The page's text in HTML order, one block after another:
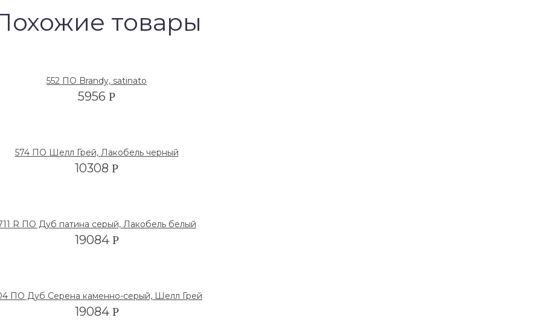
товары
552 ПО Brandy, satinato
5956 Р
574 ПО Шелл Грей, Лакобель черный
10308 Р
R ПО Дуб патина серый, Лакобель белый
19084 Р
ПО Дуб Серена каменно-серый, Шелл Грей
19084 Р